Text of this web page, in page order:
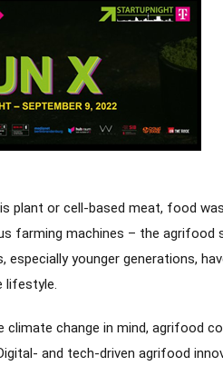
plant or cell-based meat, food
farming machines – the agrifood
especially younger generations,
lifestyle.
climate change in mind, agrifood
and tech-driven agrifood